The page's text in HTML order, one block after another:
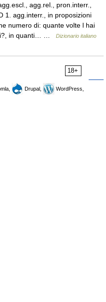
agg.rel., pron.interr.,
1. agg.interr., in proposizioni
numero di: quante volte l hai
in quanti… …
Dizionario italiano
18+
Drupal,
WordPress,